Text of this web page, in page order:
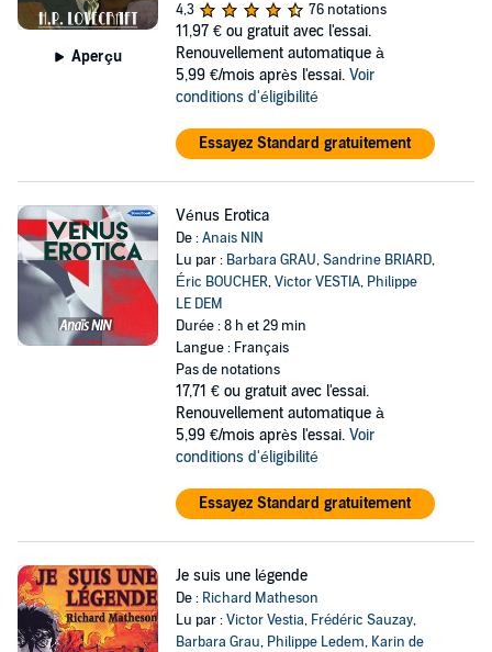
Aperçu
4,3
76 notations
11,97 € ou gratuit avec l'essai.
Renouvellement automatique à
5,99 €/mois après l'essai. Voir
conditions d'éligibilité
Essayez Standard gratuitement
Vénus Erotica
De :Anais NIN
Lu par : Barbara GRAU,Sandrine BRIARD,
Éric BOUCHER,Victor VESTIA, Philippe
LE DEM
Durée : 8 h et 29 min
Langue : Français
Pas de notations
17,71 € ou gratuit avec l'essai.
Renouvellement automatique à
5,99 €/mois après l'essai. Voir
conditions d'éligibilité
Essayez Standard gratuitement
Je suis une légende
De : Richard Matheson
Lu par :Victor Vestia, Frédéric Sauzay,
Barbara Grau, Philippe Ledem, Karin de